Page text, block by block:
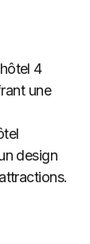
4
une
design